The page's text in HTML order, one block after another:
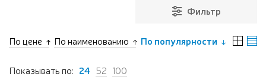
Фильтр
По цене По наименованию По популярности
Показывать по: 24 52 100